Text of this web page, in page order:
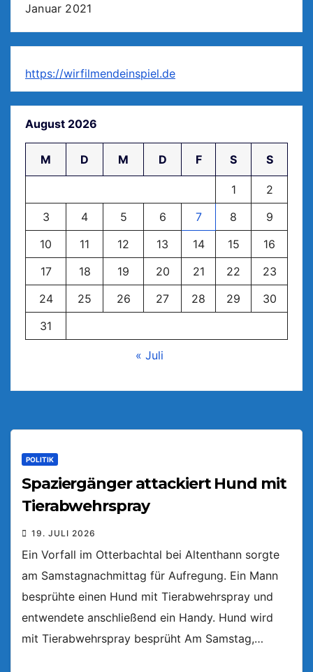
Januar 2021
https://wirfilmendeinspiel.de
August 2026
M D M D F S S
1
2
3
4 5 6 7 8
9
10
11 12 13 14 15
16
17
18 19 20 21 22
23
24
25 26 27 28 29
30
31
« Juli
POLITIK
Spaziergänger attackiert Hund mit
Tierabwehrspray
19. JULI 2026
Ein Vorfall im Otterbachtal bei Altenthann sorgte
am Samstagnachmittag für Aufregung. Ein Mann
besprühte einen Hund mit Tierabwehrspray und
entwendete anschließend ein Handy. Hund wird
mit Tierabwehrspray besprüht Am Samstag,…